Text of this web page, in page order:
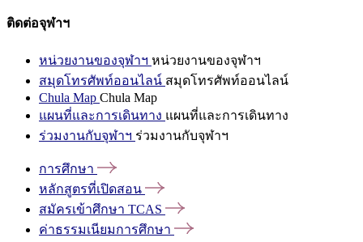
ติดต่อจุฬาฯ
หน่วยงานของจุฬาฯ หน่วยงานของจุฬาฯ
สมุดโทรศัพท์ออนไลน์ สมุดโทรศัพท์ออนไลน์
Chula Map Chula Map
แผนที่และการเดินทาง แผนที่และการเดินทาง
ร่วมงานกับจุฬาฯ ร่วมงานกับจุฬาฯ
การศึกษา
หลักสูตรที่เปิดสอน
สมัครเข้าศึกษา TCAS
ค่าธรรมเนียมการศึกษา